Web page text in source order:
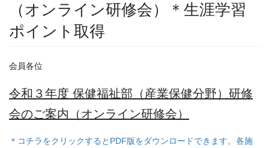
（オンライン研修会）＊生涯学習
ポイント取得
会員各位
令和３年度 保健福祉部（産業保健分野）研修
会のご案内（オンライン研修会）
＊コチラをクリックするとPDF版をダウンロードできます。各施